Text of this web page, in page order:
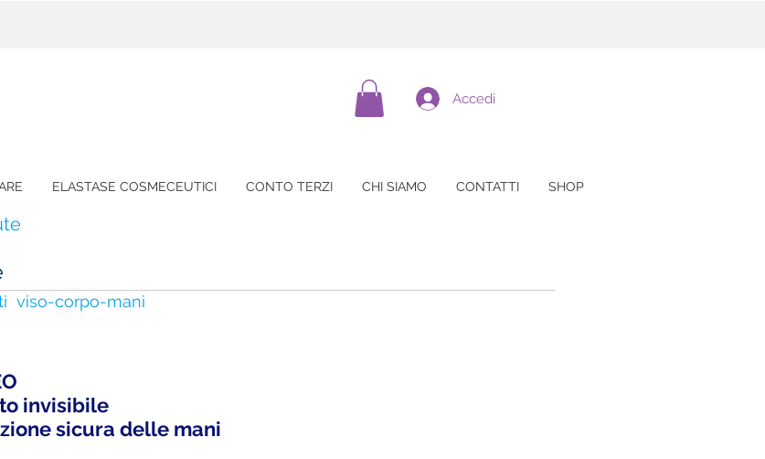
Accedi
ELASTASE COSMECEUTICI CONTO TERZI CHI SIAMO CONTATTI SHOP
viso-corpo-mani
invisibile
sicura delle mani